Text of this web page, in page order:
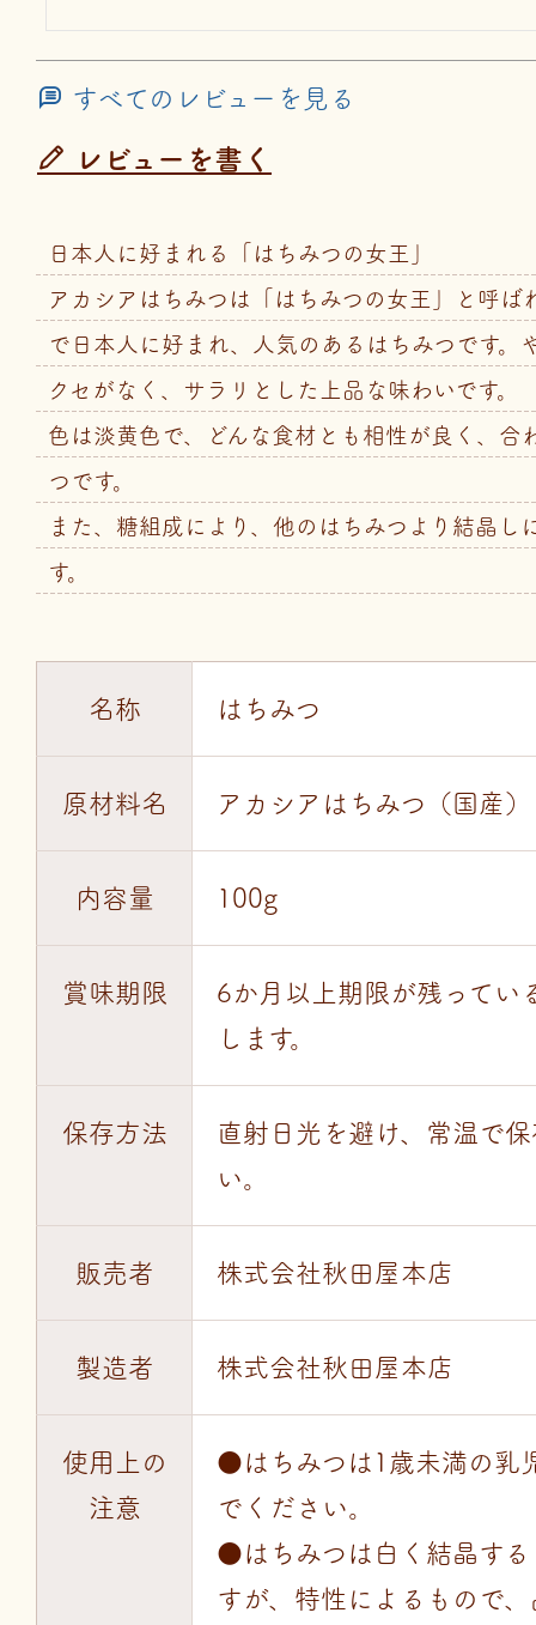
すべてのレビューを見る
レビューを書く
日本人に好まれる「はちみつの女王」
アカシアはちみつは「はちみつの女王」と呼ば
で日本人に好まれ、人気のあるはちみつです。
クセがなく、サラリとした上品な味わいです。
色は淡黄色で、どんな食材とも相性が良く、合
つです。
また、糖組成により、他のはちみつより結晶し
す。
名称 はちみつ
原材料名 アカシアはちみつ（国産）
内容量 100g
賞味期限
6か月以上期限が残ってい
します。
保存方法
直射日光を避け、常温で
い。
販売者 株式会社秋田屋本店
製造者 株式会社秋田屋本店
使用上の
注意
●はちみつは1歳未満の乳
でください。
●はちみつは白く結晶する
すが、特性によるもので